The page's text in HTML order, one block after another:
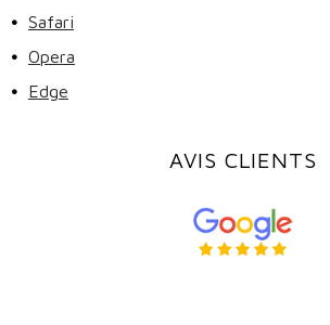
Safari
Opera
Edge
AVIS CLIENTS